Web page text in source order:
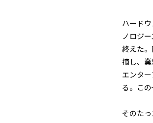
ハード
ノロジ
終えた
摘し、
エンタ
る。こ
そのた